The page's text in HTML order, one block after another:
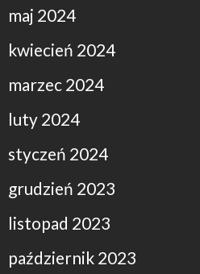
maj 2024
kwiecień 2024
marzec 2024
luty 2024
styczeń 2024
grudzień 2023
listopad 2023
październik 2023